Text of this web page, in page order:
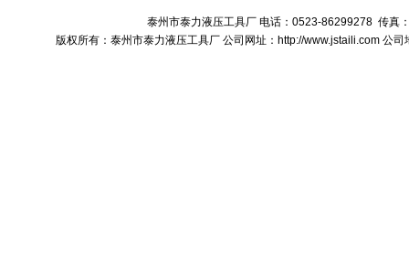
泰州市泰力液压工具厂 电话：0523-86299278 传真
版权所有：泰州市泰力液压工具厂 公司网址： http://www.jstaili.com公司